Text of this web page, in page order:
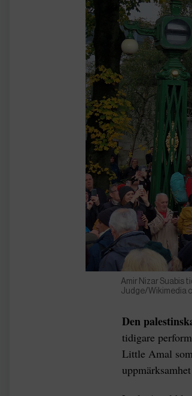
Amir Nizar Suabis
Judge/Wikimedia
Den
tidigare
Little Amal